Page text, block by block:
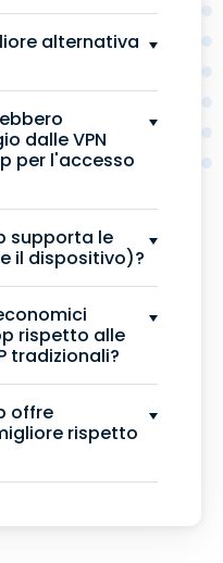
alternativa
dalle VPN
per l'accesso
supporta le
il dispositivo)?
rispetto alle
tradizionali?
offre
rispetto